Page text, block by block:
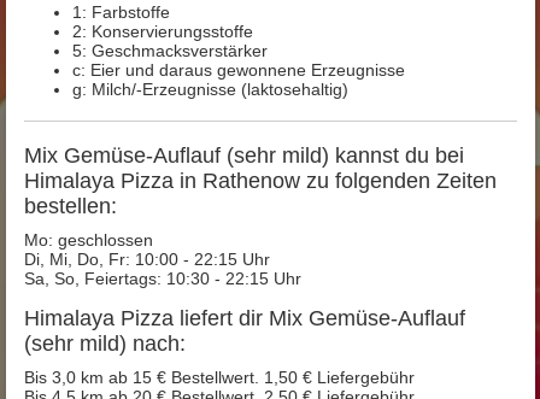
1: Farbstoffe
2: Konservierungsstoffe
5: Geschmacksverstärker
c: Eier und daraus gewonnene Erzeugnisse
g: Milch/-Erzeugnisse (laktosehaltig)
Mix Gemüse-Auflauf (sehr mild) kannst du bei
Himalaya Pizza in Rathenow zu folgenden Zeiten
bestellen:
Mo: geschlossen
Di, Mi, Do, Fr: 10:00 - 22:15 Uhr
Sa, So, Feiertags: 10:30 - 22:15 Uhr
Himalaya Pizza liefert dir Mix Gemüse-Auflauf
(sehr mild) nach:
Bis 3,0 km ab 15 € Bestellwert. 1,50 € Liefergebühr